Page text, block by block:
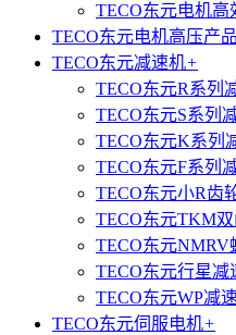
TECO东元电机高
TECO东元电机高压产品
TECO东元减速机+
TECO东元R系列
TECO东元S系列
TECO东元K系列
TECO东元F系列
TECO东元小R齿
TECO东元TKM
TECO东元NMRV
TECO东元行星减
TECO东元WP减
TECO东元伺服电机+